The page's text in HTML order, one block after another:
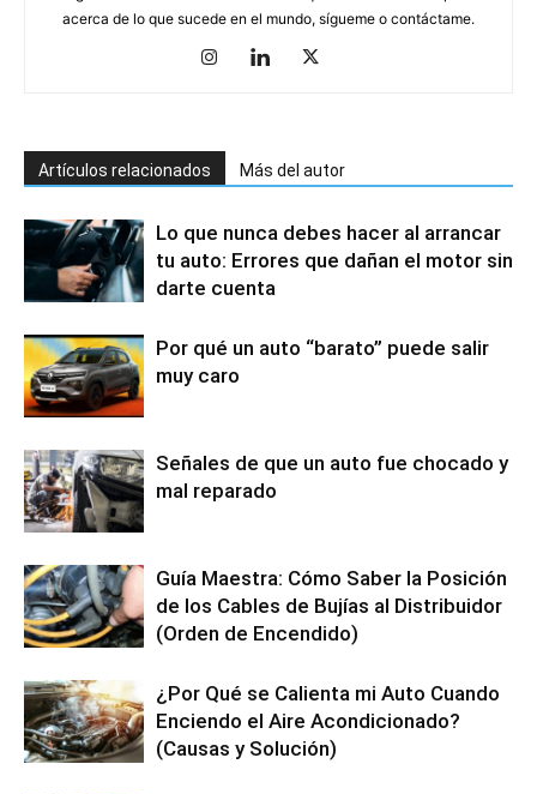
acerca de lo que sucede en el mundo, sígueme o contáctame.
Artículos relacionados Más del autor
Lo que nunca debes hacer al arrancar
tu auto: Errores que dañan el motor sin
darte cuenta
Por qué un auto “barato” puede salir
muy caro
Señales de que un auto fue chocado y
mal reparado
Guía Maestra: Cómo Saber la Posición
de los Cables de Bujías al Distribuidor
(Orden de Encendido)
¿Por Qué se Calienta mi Auto Cuando
Enciendo el Aire Acondicionado?
(Causas y Solución)